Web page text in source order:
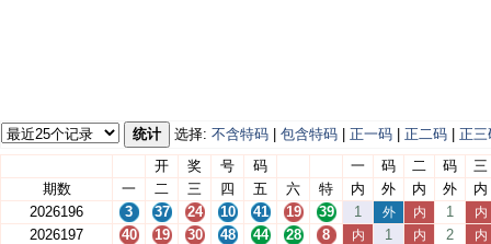
统计 选择: 不含特码 包含特码 正一码 正二码
正三
开
奖 号 码 一 码 二 码
三
期数
一 二 三 四 五 六 特 内 外 内 外
内
2026196
3 37 24 10 41 19 39 1 外 内 1 内
2026197 40 19 30 48 44 28 8 内 1 内 2 内